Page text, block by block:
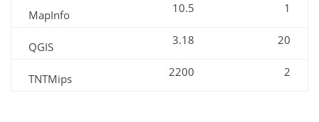
MapInfo 10.5 1
QGIS 3.18 20
TNTMips 2200 2